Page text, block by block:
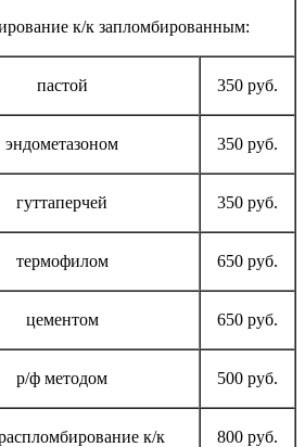
к/к запломбированным:
пастой 350 руб.
эндометазоном 350 руб.
гуттаперчей 350 руб.
термофилом 650 руб.
цементом 650 руб.
р/ф методом 500 руб.
к/к 800 руб.